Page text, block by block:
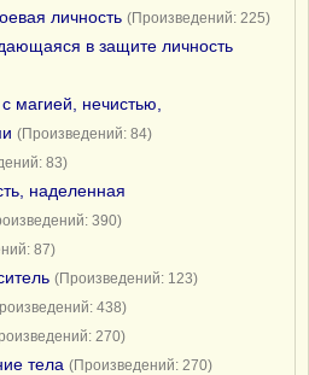
личность (Произведений: 225)
в защите личность
магией, нечистью,
(Произведений: 84)
83)
наделенная
390)
87)
(Произведений: 123)
438)
270)
тела (Произведений: 270)